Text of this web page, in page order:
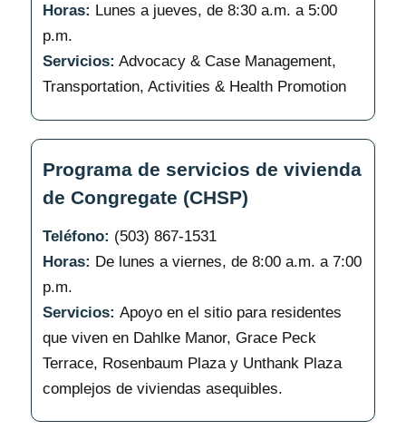
Horas: Lunes a jueves, de 8:30 a.m. a 5:00
p.m.
Servicios: Advocacy & Case Management,
Transportation, Activities & Health Promotion
Programa de servicios de vivienda
de Congregate (CHSP)
Teléfono: (503) 867-1531
Horas: De lunes a viernes, de 8:00 a.m. a 7:00
p.m.
Servicios: Apoyo en el sitio para residentes
que viven en Dahlke Manor, Grace Peck
Terrace, Rosenbaum Plaza y Unthank Plaza
complejos de viviendas asequibles.